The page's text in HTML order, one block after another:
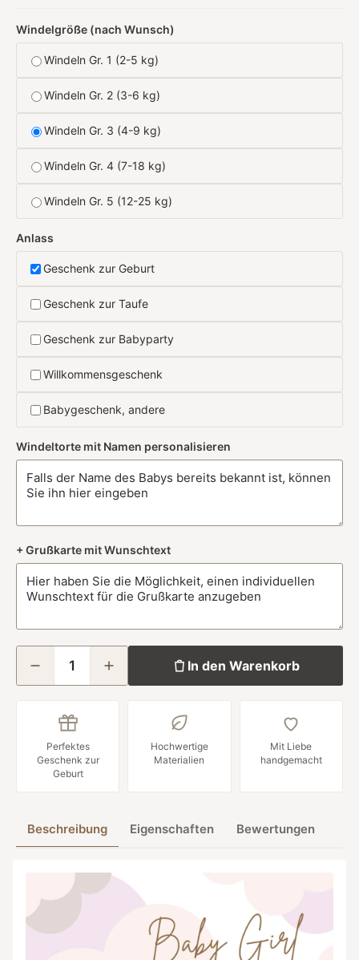
Windelgröße (nach Wunsch)
Windeln Gr. 1 (2-5 kg)
Windeln Gr. 2 (3-6 kg)
Windeln Gr. 3 (4-9 kg)
Windeln Gr. 4 (7-18 kg)
Windeln Gr. 5 (12-25 kg)
Anlass
Geschenk zur Geburt
Geschenk zur Taufe
Geschenk zur Babyparty
Willkommensgeschenk
Babygeschenk, andere
Windeltorte mit Namen personalisieren
+ Grußkarte mit Wunschtext
In den Warenkorb
Perfektes
Geschenk zur
Geburt
Hochwertige
Materialien
Mit Liebe
handgemacht
Beschreibung Eigenschaften Bewertungen